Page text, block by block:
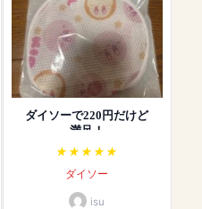
ダイソーで220円だけど
満足！
ダイソー
isu